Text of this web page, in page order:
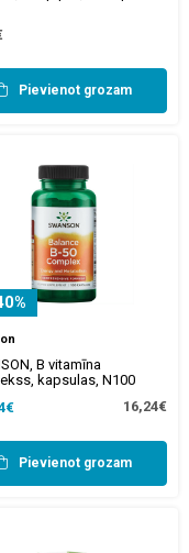
Pievienot grozam
B vitamīna
kapsulas, N100
16,24€
Pievienot grozam